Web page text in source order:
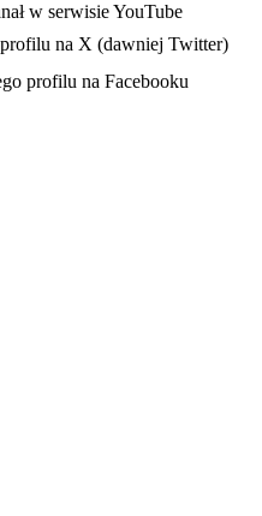
karcie
w serwisie YouTube
profilu na X (dawniej Twitter)
karcie
profilu na Facebooku
do serwisu